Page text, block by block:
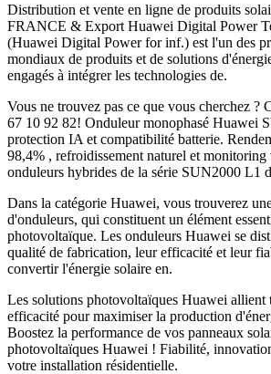
Distribution et vente en ligne de produits
FRANCE & Export Huawei Digital Power
(Huawei Digital Power for inf.) est l'un des
mondiaux de produits et de solutions
engagés à intégrer les technologies de.
Vous ne trouvez pas ce que vous cherchez ?
67 10 92 82! Onduleur monophasé Huawei
protection IA et compatibilité batterie.
98,4% , refroidissement naturel et
onduleurs hybrides de la série SUN2000 L1
Dans la catégorie Huawei, vous trouverez
d'onduleurs, qui constituent un élément
photovoltaïque. Les onduleurs Huawei se
qualité de fabrication, leur efficacité et leur
convertir l'énergie solaire en.
Les solutions photovoltaïques Huawei allient
efficacité pour maximiser la production
Boostez la performance de vos panneaux
photovoltaïques Huawei ! Fiabilité,
votre installation résidentielle.